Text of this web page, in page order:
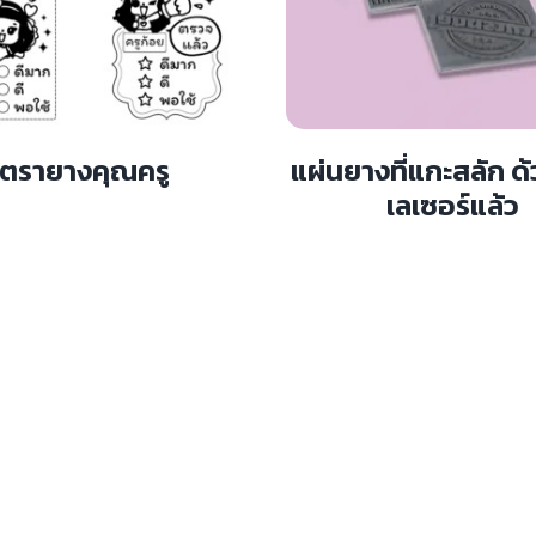
รายางคุณครู
แผ่นยางที่แกะสลัก
เลเซอร์แล้ว